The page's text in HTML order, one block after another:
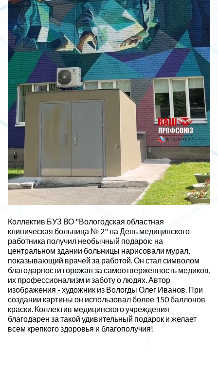
Коллектив БУЗ ВО "Вологодская областная
клиническая больница № 2" на День медицинского
работника получил необычный подарок: на
центральном здании больницы нарисовали мурал,
показывающий врачей за работой. Он стал символом
благодарности горожан за самоотверженность медиков,
их профессионализм и заботу о людях. Автор
изображения - художник из Вологды Олег Иванов. При
создании картины он использовал более 150 баллонов
краски. Коллектив медицинского учреждения
благодарен за такой удивительный подарок и желает
всем крепкого здоровья и благополучия!